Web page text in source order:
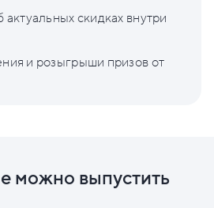
скидках внутри
и розыгрыши призов от
можно выпустить